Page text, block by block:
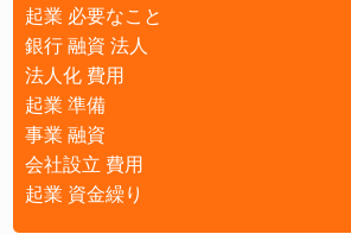
起業 必要なこと
銀行 融資 法人
法人化 費用
起業 準備
事業 融資
会社設立 費用
起業 資金繰り